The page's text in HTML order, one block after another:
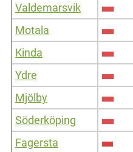
Valdemarsvik
Motala
Kinda
Ydre
Mjölby
Söderköping
Fagersta